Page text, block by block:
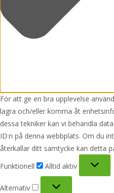
För att ge en bra upplevelse
lagra och/eller komma åt
dessa tekniker kan vi behandla
ID:n på denna webbplats. Om du
återkallar ditt samtycke kan detta
Funktionell
Alltid aktiv
Alternativ